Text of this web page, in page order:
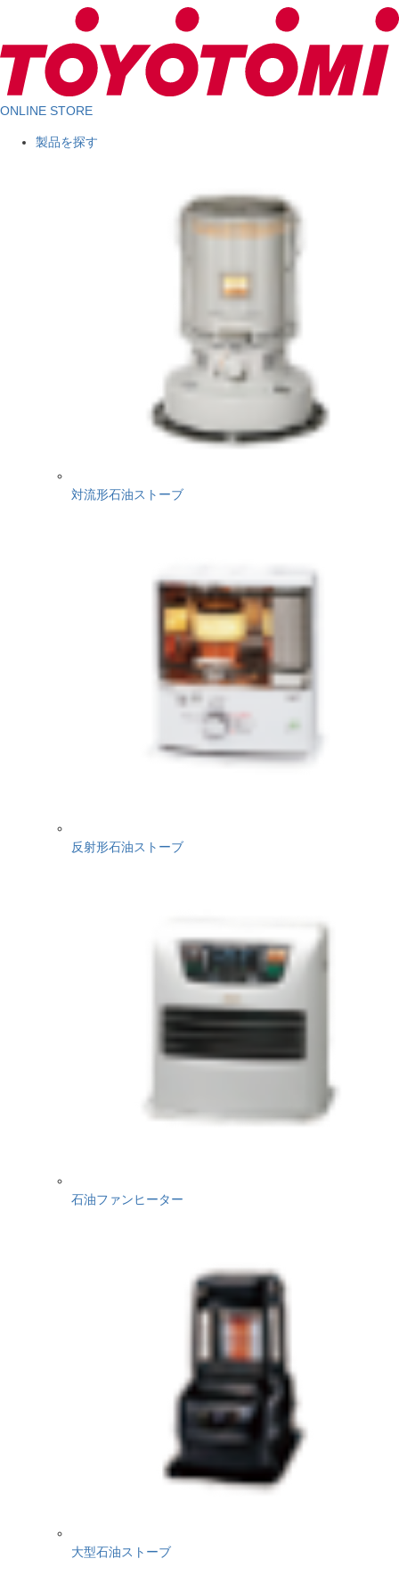
ONLINE STORE
製品を探す
対流形石油ストーブ
反射形石油ストーブ
石油ファンヒーター
大型石油ストーブ